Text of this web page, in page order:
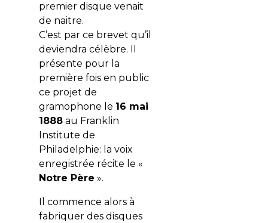
premier disque venait
de naitre.
C’est par ce brevet qu’il
deviendra célèbre. Il
présente pour la
première fois en public
ce projet de
gramophone le 16 mai
1888au Franklin
Institute de
Philadelphie: la voix
enregistrée récite le «
Notre Père ».
Il commence alors à
fabriquer des disques